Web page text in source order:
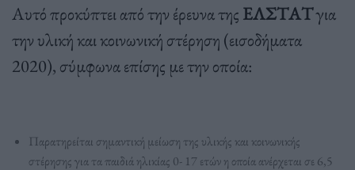
Αυτό προκύπτει από την έρευνα της ΕΛΣΤΑΤγια
την υλική και κοινωνική στέρηση (εισοδήματα
2020), σύμφωνα επίσης με την οποία:
Παρατηρείται σημαντική μείωση της υλικής και κοινωνικής
στέρησης για τα παιδιά ηλικίας 0- 17 ετών η οποία ανέρχεται σε 6,5